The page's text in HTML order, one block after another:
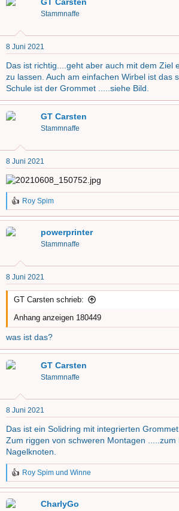
k
e
n
:
Stammnaffe
8 Juni 2021
Das ist richtig....geht aber auch mit dem Ziel
zu lassen. Auch am einfachen Wirbel ist das
Schule ist der Grommet .....siehe Bild.
GT Carsten
Stammnaffe
8 Juni 2021
R
e
k
e
n
Roy Spim
powerprinter
Stammnaffe
8 Juni 2021
GT Carsten schrieb:
Anhang anzeigen 180449
was ist das?
GT Carsten
Stammnaffe
8 Juni 2021
Das ist ein Solidring mit integrierten Grommet.
Zum riggen von schweren Montagen .....zum
Nagelknoten.
R
e
k
Roy Spim und Winne
CharlyGo